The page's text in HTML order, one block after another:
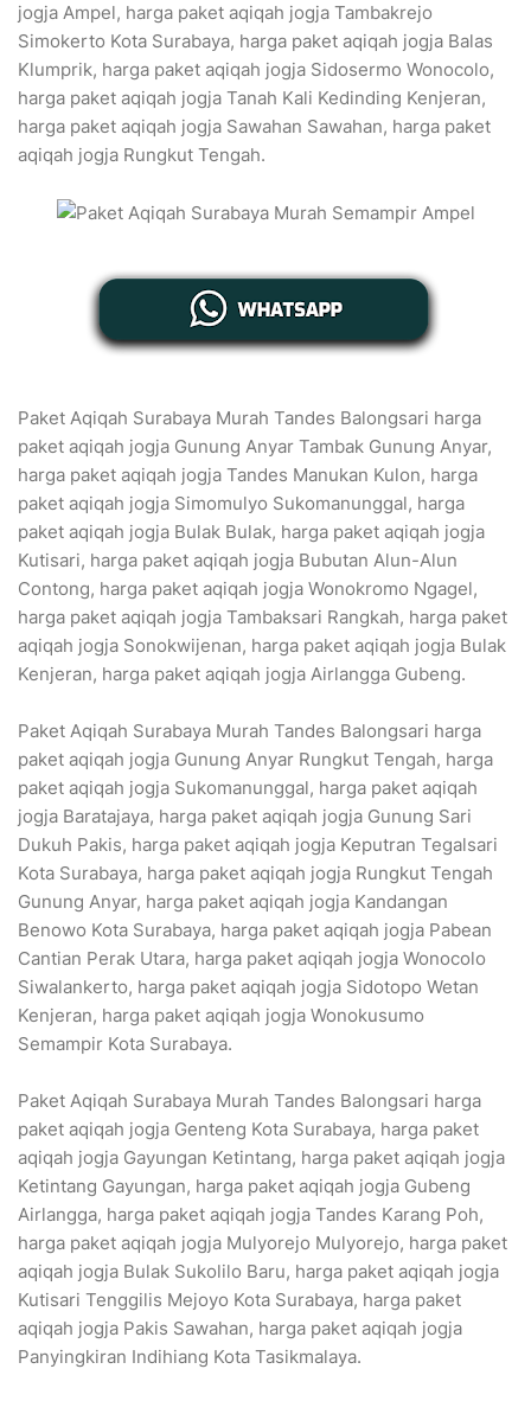
jogja Ampel, harga paket aqiqah jogja Tambakrejo
Simokerto Kota Surabaya, harga paket aqiqah jogja Balas
Klumprik, harga paket aqiqah jogja Sidosermo Wonocolo,
harga paket aqiqah jogja Tanah Kali Kedinding Kenjeran,
harga paket aqiqah jogja Sawahan Sawahan, harga paket
aqiqah jogja Rungkut Tengah.
Paket Aqiqah Surabaya Murah Tandes Balongsari harga
paket aqiqah jogja Gunung Anyar Tambak Gunung Anyar,
harga paket aqiqah jogja Tandes Manukan Kulon, harga
paket aqiqah jogja Simomulyo Sukomanunggal, harga
paket aqiqah jogja Bulak Bulak, harga paket aqiqah jogja
Kutisari, harga paket aqiqah jogja Bubutan Alun-Alun
Contong, harga paket aqiqah jogja Wonokromo Ngagel,
harga paket aqiqah jogja Tambaksari Rangkah, harga paket
aqiqah jogja Sonokwijenan, harga paket aqiqah jogja Bulak
Kenjeran, harga paket aqiqah jogja Airlangga Gubeng.
Paket Aqiqah Surabaya Murah Tandes Balongsari harga
paket aqiqah jogja Gunung Anyar Rungkut Tengah, harga
paket aqiqah jogja Sukomanunggal, harga paket aqiqah
jogja Baratajaya, harga paket aqiqah jogja Gunung Sari
Dukuh Pakis, harga paket aqiqah jogja Keputran Tegalsari
Kota Surabaya, harga paket aqiqah jogja Rungkut Tengah
Gunung Anyar, harga paket aqiqah jogja Kandangan
Benowo Kota Surabaya, harga paket aqiqah jogja Pabean
Cantian Perak Utara, harga paket aqiqah jogja Wonocolo
Siwalankerto, harga paket aqiqah jogja Sidotopo Wetan
Kenjeran, harga paket aqiqah jogja Wonokusumo
Semampir Kota Surabaya.
Paket Aqiqah Surabaya Murah Tandes Balongsari harga
paket aqiqah jogja Genteng Kota Surabaya, harga paket
aqiqah jogja Gayungan Ketintang, harga paket aqiqah jogja
Ketintang Gayungan, harga paket aqiqah jogja Gubeng
Airlangga, harga paket aqiqah jogja Tandes Karang Poh,
harga paket aqiqah jogja Mulyorejo Mulyorejo, harga paket
aqiqah jogja Bulak Sukolilo Baru, harga paket aqiqah jogja
Kutisari Tenggilis Mejoyo Kota Surabaya, harga paket
aqiqah jogja Pakis Sawahan, harga paket aqiqah jogja
Panyingkiran Indihiang Kota Tasikmalaya.